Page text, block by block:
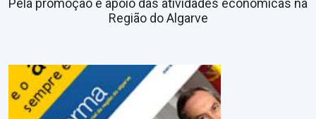
Pela promoção e apoio das atividades económicas na
Região do Algarve